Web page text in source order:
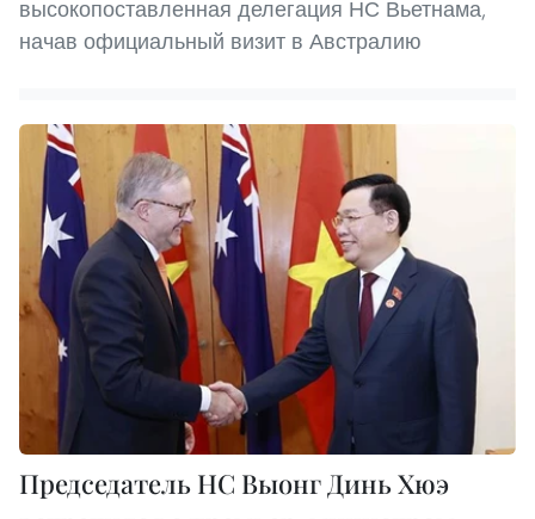
высокопоставленная делегация НС Вьетнама,
начав официальный визит в Австралию
Председатель НC Выонг Динь Хюэ